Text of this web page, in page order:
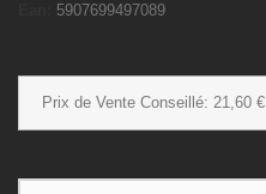
5907699497089
Prix de Vente Conseillé: 21,60 €